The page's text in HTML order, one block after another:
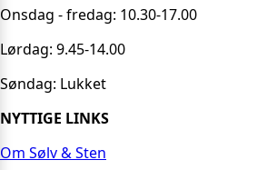
Onsdag - fredag: 10.30-17.00
Lørdag: 9.45-14.00
Søndag: Lukket
NYTTIGE LINKS
Om Sølv & Sten